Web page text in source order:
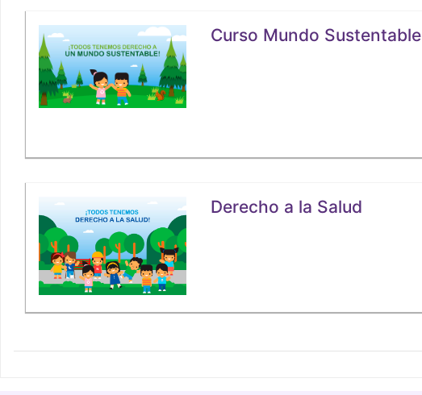
Curso Mundo Sustentable
Derecho a la Salud